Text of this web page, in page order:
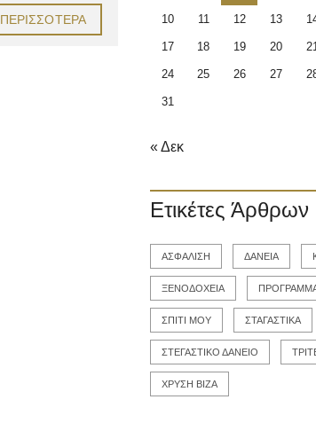
ΠΕΡΙΣΣΌΤΕΡΑ 10 11 12 13
17 18 19 20
24 25 26 27
31
« Δεκ
Ετικέτες Άρθρων
ΑΣΦΑΛΙΣΗ ΔΑΝΕΙΑ
ΞΕΝΟΔΟΧΕΙΑ
ΣΠΙΤΙ ΜΟΥ ΣΤΑΓΑΣΤΙΚΑ
ΣΤΕΓΑΣΤΙΚΟ ΔΑΝΕΙΟ
ΧΡΥΣΗ ΒΙΖΑ